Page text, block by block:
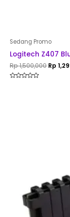
Sedang Promo
Logitech Z407
Rp1,500,000 Rp